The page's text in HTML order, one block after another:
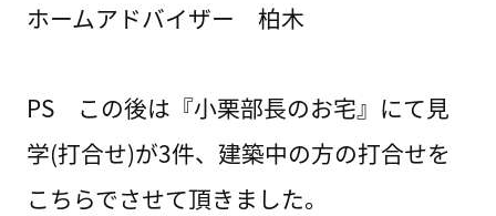
ホームアドバイザー 柏木
PS この後は『小栗部長のお宅』にて見
学(打合せ)が3件、建築中の方の打合せを
こちらでさせて頂きました。